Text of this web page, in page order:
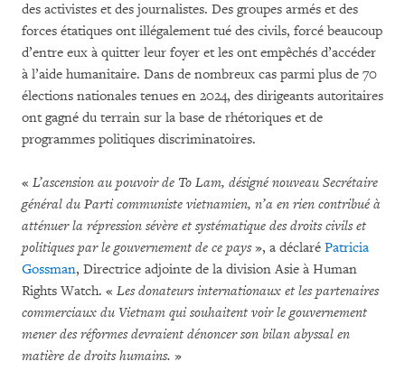
des activistes et des journalistes. Des groupes armés et des
forces étatiques ont illégalement tué des civils, forcé beaucoup
d’entre eux à quitter leur foyer et les ont empêchés d’accéder
à l’aide humanitaire. Dans de nombreux cas parmi plus de 70
élections nationales tenues en 2024, des dirigeants autoritaires
ont gagné du terrain sur la base de rhétoriques et de
programmes politiques discriminatoires.
« L’ascension au pouvoir de To Lam, désigné nouveau Secrétaire
général du Parti communiste vietnamien, n’a en rien contribué à
atténuer la répression sévère et systématique des droits civils et
politiques par le gouvernement de ce pays», a déclaré Patricia
Gossman, Directrice adjointe de la division Asie à Human
Rights Watch. « Les donateurs internationaux et les partenaires
commerciaux du Vietnam qui souhaitent voir le gouvernement
mener des réformes devraient dénoncer son bilan abyssal en
matière de droits humains. »